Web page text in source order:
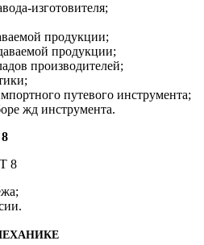
изготовителя;
продукции;
продукции;
производителей;
путевого инструмента;
жд инструмента.
8